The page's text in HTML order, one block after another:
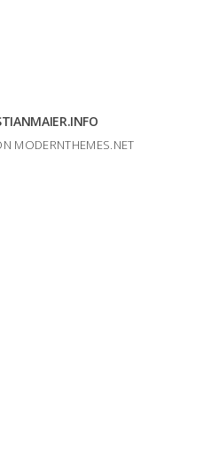
MODERNTHEMES.NET